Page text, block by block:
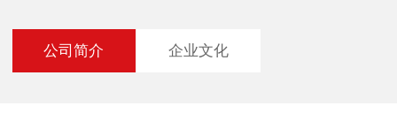
公司简介 企业文化